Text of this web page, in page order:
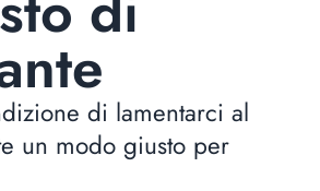
di lamentarci al
un modo giusto per